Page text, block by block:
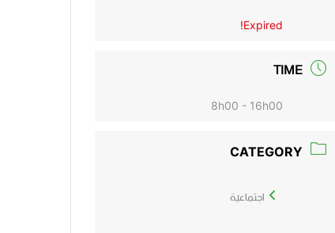
Expired!
TIME
8h00 - 16h00
CATEGORY
اجتماعية